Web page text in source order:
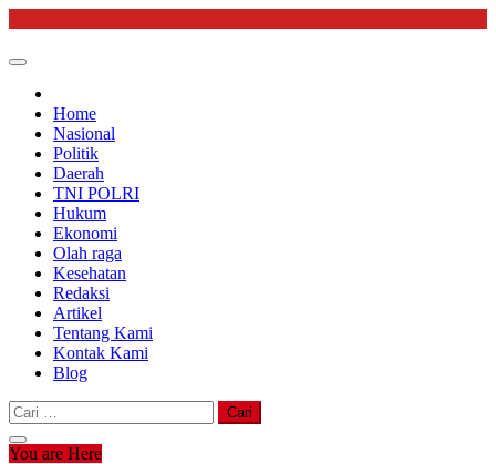
content
Home
Nasional
Politik
Daerah
TNI POLRI
Hukum
Ekonomi
Olah raga
Kesehatan
Redaksi
Artikel
Tentang Kami
Kontak Kami
Blog
Cari
untuk:
You are Here